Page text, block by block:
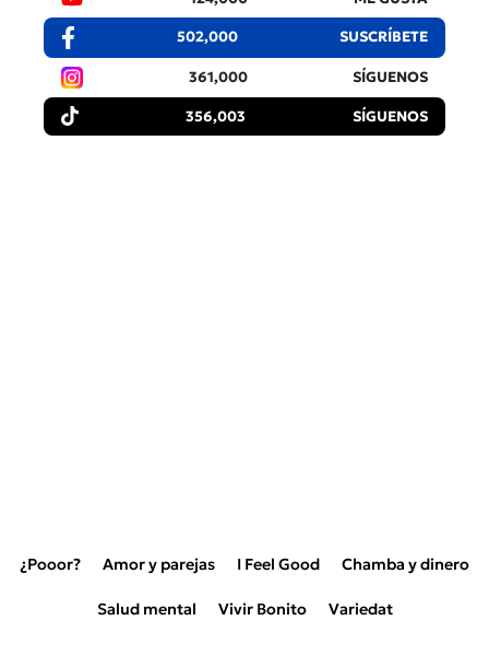
502,000 SUSCRÍBETE
361,000 SÍGUENOS
356,003 SÍGUENOS
¿Pooor? Amor y parejas I Feel Good Chamba y dinero
Salud mental Vivir Bonito Variedat